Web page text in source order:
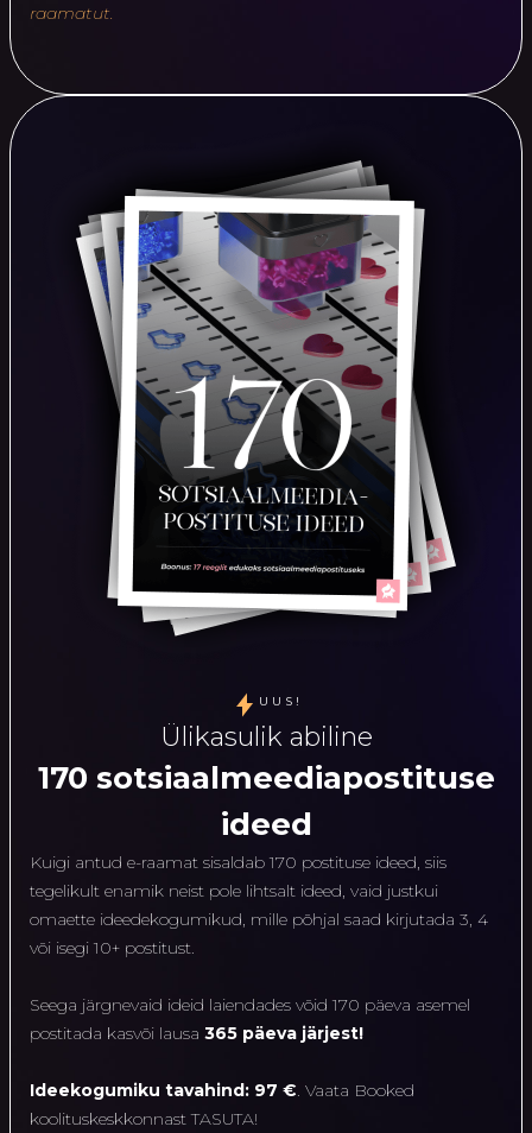
raamatut.
UUS!
Ülikasulik abiline
170 sotsiaalmeediapostituse
ideed
Kuigi antud e-raamat sisaldab 170 postituse ideed, siis
tegelikult enamik neist pole lihtsalt ideed, vaid justkui
omaette ideedekogumikud, mille põhjal saad kirjutada 3, 4
või isegi 10+ postitust.
Seega järgnevaid ideid laiendades võid 170 päeva asemel
postitada kasvõi lausa 365 päeva järjest!
Ideekogumiku tavahind: 97 €. Vaata Booked
koolituskeskkonnast TASUTA!